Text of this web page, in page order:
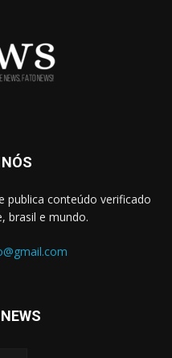
publica conteúdo verificado
brasil e mundo.